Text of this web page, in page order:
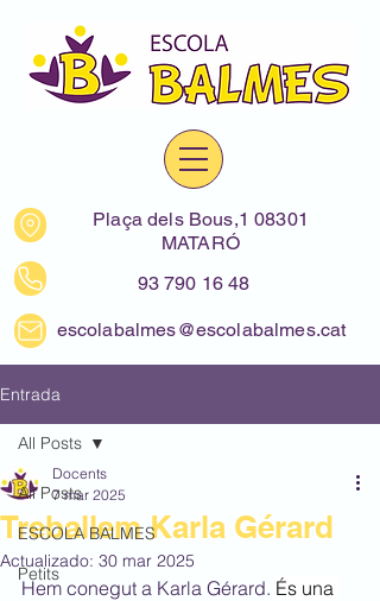
Plaça dels Bous,1 08301
MATARÓ
93 790 16 48
escolabalmes@escolabalmes.cat
Entrada
All Posts
ESCOLA BALMES
Petits
All Posts
Treballem Karla Gérard
Docents
7 mar 2025
Actualizado: 30 mar 2025
Hem conegut a Karla Gérard. És una